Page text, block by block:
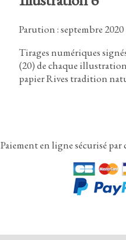
Parution : septembre 2020
Tirages numériques
(20)de chaque
papier Rives tradition
Paiement en ligne sécurisé par